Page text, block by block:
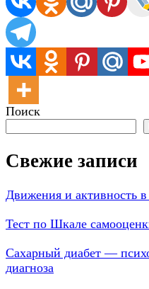
Поиск
Свежие записи
Движения и активность
Тест по Шкале
Сахарный диабет —
диагноза